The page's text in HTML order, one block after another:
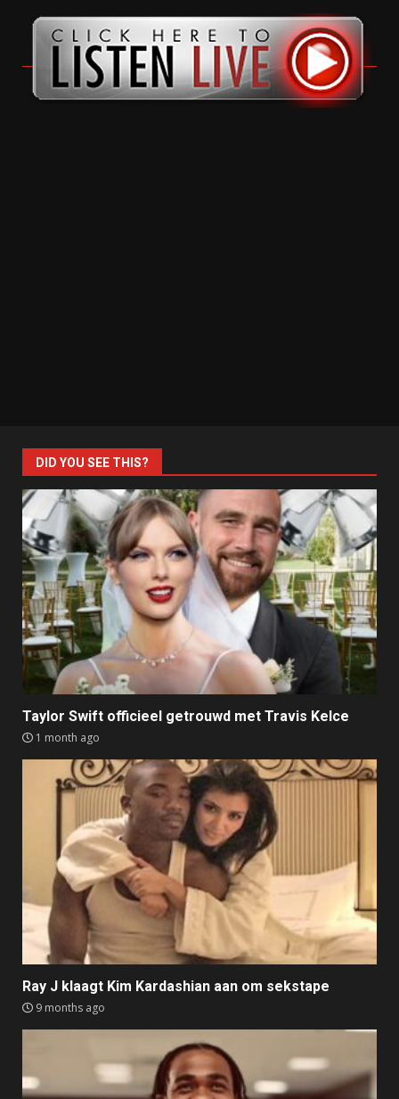
DID YOU SEE THIS?
Taylor Swift officieel getrouwd met Travis Kelce
1 month ago
Ray J klaagt Kim Kardashian aan om sekstape
9 months ago